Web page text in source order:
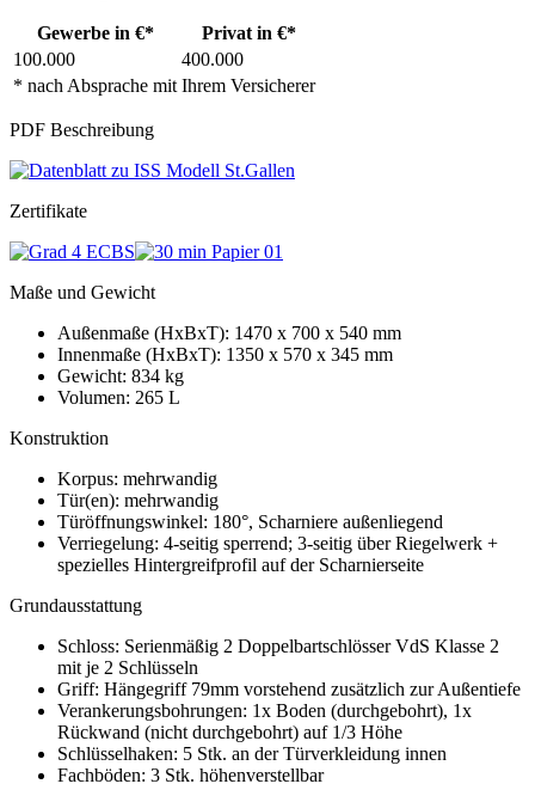
Gewerbe in €* Privat in €*
* nach Absprache mit Ihrem Versicherer
100.000 400.000
PDF Beschreibung
Zertifikate
Maße und Gewicht
Außenmaße (HxBxT): 1470 x 700 x 540 mm
Innenmaße (HxBxT): 1350 x 570 x 345 mm
Gewicht: 834 kg
Volumen: 265 L
Konstruktion
Korpus: mehrwandig
Tür(en): mehrwandig
Türöffnungswinkel: 180°, Scharniere außenliegend
Verriegelung: 4-seitig sperrend; 3-seitig über Riegelwerk +
spezielles Hintergreifprofil auf der Scharnierseite
Grundausstattung
Schloss: Serienmäßig 2 Doppelbartschlösser VdS Klasse 2
mit je 2 Schlüsseln
Griff: Hängegriff 79mm vorstehend zusätzlich zur Außentiefe
Verankerungsbohrungen: 1x Boden (durchgebohrt), 1x
Rückwand (nicht durchgebohrt) auf 1/3 Höhe
Schlüsselhaken: 5 Stk. an der Türverkleidung innen
Fachböden: 3 Stk. höhenverstellbar